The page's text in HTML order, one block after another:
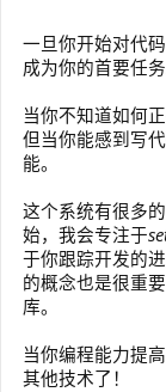
一旦你开始对代
成为你的首要任务
当你不知道如何
但当你能感到写
能。
这个系统有很多
始，我会专注于
于你跟踪开发的
的概念也是很重
库。
当你编程能力提
其他技术了！